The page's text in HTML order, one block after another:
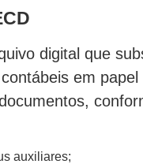
digital que
em
auxiliares;